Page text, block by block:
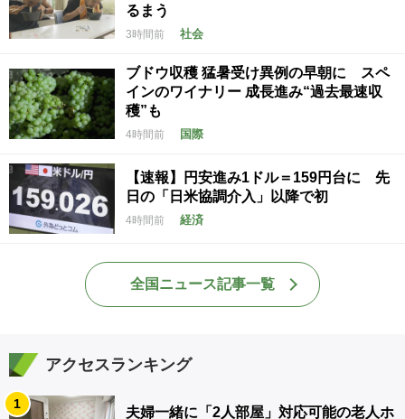
るまう
3時間前 社会
ブドウ収穫 猛暑受け異例の早朝に スペ
インのワイナリー 成長進み“過去最速収
穫”も
4時間前 国際
【速報】円安進み1ドル＝159円台に 先
日の「日米協調介入」以降で初
4時間前 経済
全国ニュース記事一覧
アクセスランキング
1
夫婦一緒に「2人部屋」対応可能の老人ホ